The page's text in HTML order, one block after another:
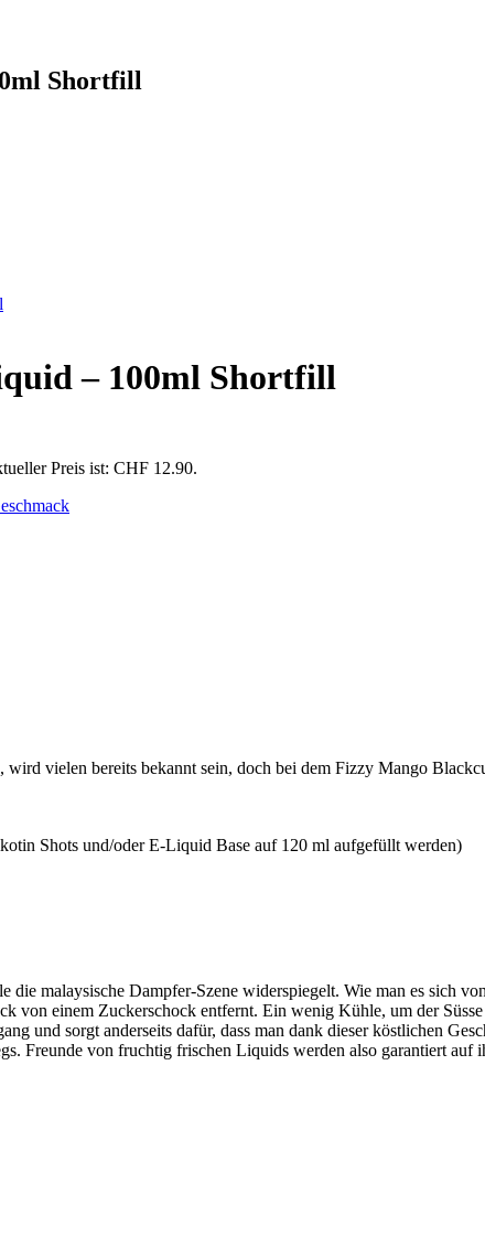
Shortfill
– 100ml Shortfill
Preis ist: CHF 12.90.
vielen bereits bekannt sein, doch bei dem Fizzy Mango
Shots und/oder E-Liquid Base auf 120 ml aufgefüllt werden)
die malaysische Dampfer-Szene widerspiegelt. Wie man es sich
von einem Zuckerschock entfernt. Ein wenig Kühle, um der Süsse
und sorgt anderseits dafür, dass man dank dieser köstlichen
Freunde von fruchtig frischen Liquids werden also garantiert auf